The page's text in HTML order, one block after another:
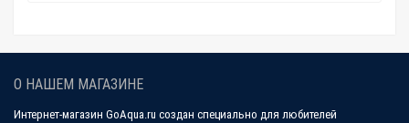
О НАШЕМ МАГАЗИНЕ
Интернет-магазин GoAqua.ru создан специально для любителей